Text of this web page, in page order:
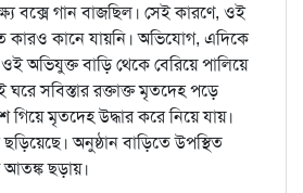
বক্সে গান বাজছিল। সেই কারণে, ওই
কারও কানে যায়নি। অভিযোগ, এদিকে
অভিযুক্ত বাড়ি থেকে বেরিয়ে পালিয়ে
সবিস্তার রক্তাক্ত মৃতদেহ পড়ে
গিয়ে মৃতদেহ উদ্ধার করে নিয়ে যায়।
অনুষ্ঠান বাড়িতে উপস্থিত
আতঙ্ক ছড়ায়।